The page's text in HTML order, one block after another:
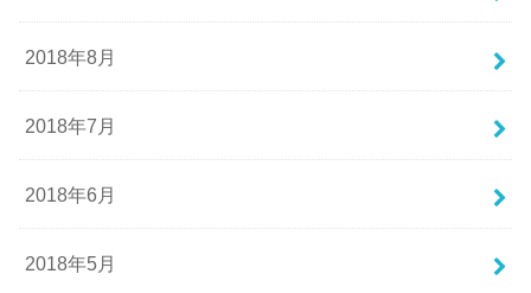
2018年8月
2018年7月
2018年6月
2018年5月